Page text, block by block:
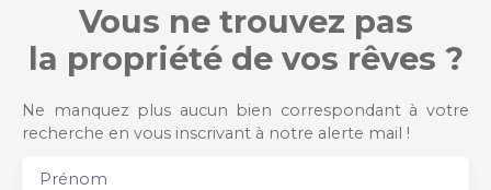
Vous ne trouvez pas
la propriété de vos rêves ?
Ne manquez plus aucun bien correspondant à votre
recherche en vous inscrivant à notre alerte mail !
Prénom